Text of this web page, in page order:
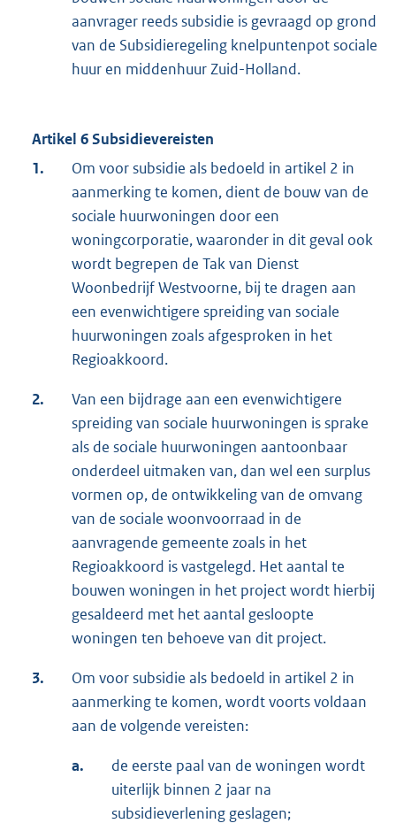
aanvrager reeds subsidie is gevraagd op grond
van de Subsidieregeling knelpuntenpot sociale
huur en middenhuur Zuid-Holland.
Artikel 6 Subsidievereisten
1.
Om voor subsidie als bedoeld in artikel 2 in
aanmerking te komen, dient de bouw van de
sociale huurwoningen door een
woningcorporatie, waaronder in dit geval ook
wordt begrepen de Tak van Dienst
Woonbedrijf Westvoorne, bij te dragen aan
een evenwichtigere spreiding van sociale
huurwoningen zoals afgesproken in het
Regioakkoord.
2.
Van een bijdrage aan een evenwichtigere
spreiding van sociale huurwoningen is sprake
als de sociale huurwoningen aantoonbaar
onderdeel uitmaken van, dan wel een surplus
vormen op, de ontwikkeling van de omvang
van de sociale woonvoorraad in de
aanvragende gemeente zoals in het
Regioakkoord is vastgelegd. Het aantal te
bouwen woningen in het project wordt hierbij
gesaldeerd met het aantal gesloopte
woningen ten behoeve van dit project.
3.
Om voor subsidie als bedoeld in artikel 2 in
aanmerking te komen, wordt voorts voldaan
aan de volgende vereisten:
a.
de eerste paal van de woningen wordt
uiterlijk binnen 2 jaar na
subsidieverlening geslagen;